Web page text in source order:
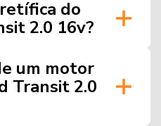
do
2.0 16v?
um motor
Transit 2.0